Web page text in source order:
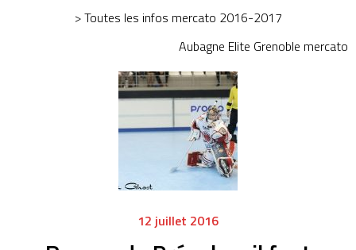
> Toutes les infos mercato 2016-2017
Aubagne Elite Grenoble mercato
12 juillet 2016